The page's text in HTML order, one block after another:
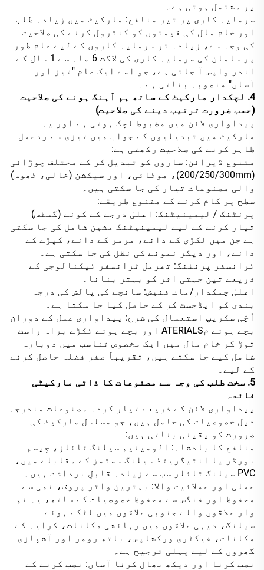
پر مشتمل ہوتی ہے۔
سرمایہ کاری پر تیز منافع: مارکیٹ میں زیادہ طلب
اور خام مال کی قیمتوں کو کنٹرول کرنے کی صلاحیت
کی وجہ سے، زیادہ تر سرمایہ کاروں کے لیے عام طور
پر سامان کی سرمایہ کاری کی لاگت 6 ماہ سے 1 سال کے
اندر واپس آ جاتی ہے، جو اسے ایک عام "تیز اور
آسان" منصوبہ بناتی ہے۔
4. لچکدار مارکیٹ کے ساتھ ہم آہنگ ہونے کی صلاحیت
(حسب ضرورت ترتیب دینے کی صلاحیت)
پیداواری لائن میں مضبوط لچک ہوتی ہے اور یہ
مارکیٹ میں تبدیلیوں کے جواب میں تیزی سے ردعمل
ظاہر کرنے کی صلاحیت رکھتی ہے:
متنوع ڈیزائن: سازوں کو تبدیل کر کے مختلف چوڑائی
(200/250/300mm)، موٹائی، اور سیکشن (خالی، ٹھوس)
والی مصنوعات تیار کی جا سکتی ہیں۔
سطح پر کام کرنے کے متنوع طریقے:
پرنٹنگ / لیمینیٹنگ: اعلیٰ درجے کے کونے (گسٹس)
تیار کرنے کے لیے لیمینیٹنگ مشین شامل کی جا سکتی
ہے جن میں لکڑی کے دانے، مرمر کے دانے، کپڑے کے
دانے، اور دیگر نمونے کی نقل کی جا سکتی ہے۔
ٹرانسفر پرنٹنگ: تھرمل ٹرانسفر ٹیکنالوجی کے
ذریعے تین جہتی اثر کو بہتر بنانا۔
اعلیٰ چمکدار/مات فنیش: سانچے کی پالش کی درجہ
بندی کو ایڈجسٹ کر کے حاصل کیا جا سکتا ہے۔
اُچّی سکریپ استعمال کی شرح: پیداواری عمل کے دوران
بچے ہوئے مATERIALS اور بچے ہوئے ٹکڑے براہ راست
توڑ کر خام مال میں ایک مخصوص تناسب میں دوبارہ
شامل کیے جا سکتے ہیں، تقریباً صفر فضلہ حاصل کرنے
کے لیے۔
5. سخت طلب کی وجہ سے مصنوعات کا ذاتی مارکیٹی
فائدہ
پیداواری لائن کے ذریعے تیار کردہ مصنوعات مندرجہ
ذیل خصوصیات کی حامل ہیں، جو مسلسل مارکیٹ کی
ضرورت کو یقینی بناتی ہیں:
منافع کا بادشاہ: الومینیم سیلنگ ٹائلز، جِپسم
بورڈز یا انٹیگریٹڈ سیلنگ سسٹمز کے مقابلے میں،
PVC سیلنگ ٹائلز سب سے زیادہ قابلِ برداشت ہیں۔
عملی اور عملائیت والا: بہترین واٹر پروف، نمی سے
محفوظ اور فنگس سے محفوظ خصوصیات کے ساتھ، یہ نم
وار علاقوں والے جنوبی علاقوں میں لٹکے ہوئے
سیلنگ، دیہی علاقوں میں رہائشی مکانات، کرایہ کے
مکانات، فیکٹری ورکشاپس، باتھ رومز اور آشپازی
گھروں کے لیے پہلی ترجیح ہے۔
نصب کرنا اور دیکھ بھال کرنا آسان: نصب کرنے کے